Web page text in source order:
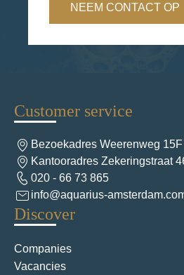
NEEM CONTACT OP
Discover
Companies
Vacancies
Customer service
Bezoekadres Weerenweg
Kantooradres Zekeringstraat
020 - 66 73 865
info@aquarius-